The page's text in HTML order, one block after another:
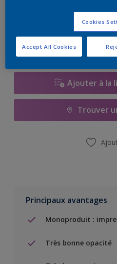
Ajouter à la
Trouver
Principaux avantages
Monoproduit :
Très bonne opacité
Cookies
Accept All Cookies